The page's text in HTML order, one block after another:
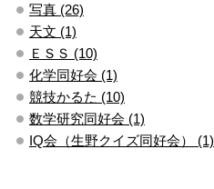
写真 (26)
天文 (1)
ＥＳＳ (10)
化学同好会 (1)
競技かるた (10)
数学研究同好会 (1)
IQ会（生野クイズ同好会） (1)